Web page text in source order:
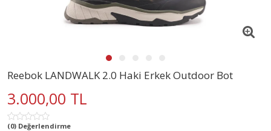
Reebok LANDWALK 2.0 Haki Erkek Outdoor Bot
3.000,00 TL
(0) Değerlendirme